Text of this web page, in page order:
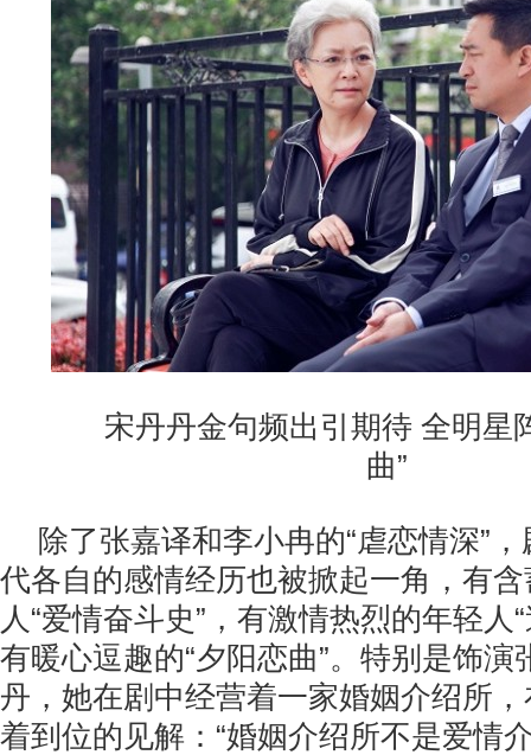
宋丹丹金句频出引期待 全明星
曲”
除了张嘉译和李小冉的“虐恋情深”
代各自的感情经历也被掀起一角，有
人“爱情奋斗史”，有激情热烈的年轻人
有暖心逗趣的“夕阳恋曲”。特别是饰演
丹，她在剧中经营着一家婚姻介绍所
着到位的见解：“婚姻介绍所不是爱情